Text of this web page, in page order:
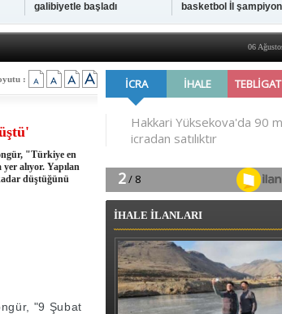
galibiyetle başladı
basketbol İl
oldu
06
:
"Türkiye en
alıyor. Yapılan
düştüğünü
"9 Şubat
İHALE İLANLARI